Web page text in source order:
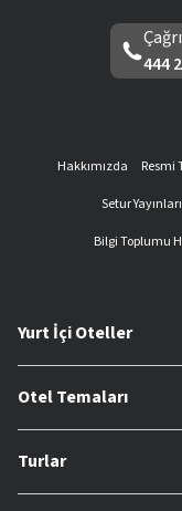
444
Hakkımızda Resmi
Setur Yayınları
Bilgi Toplumu
Yurt İçi Oteller
Otel Temaları
Turlar